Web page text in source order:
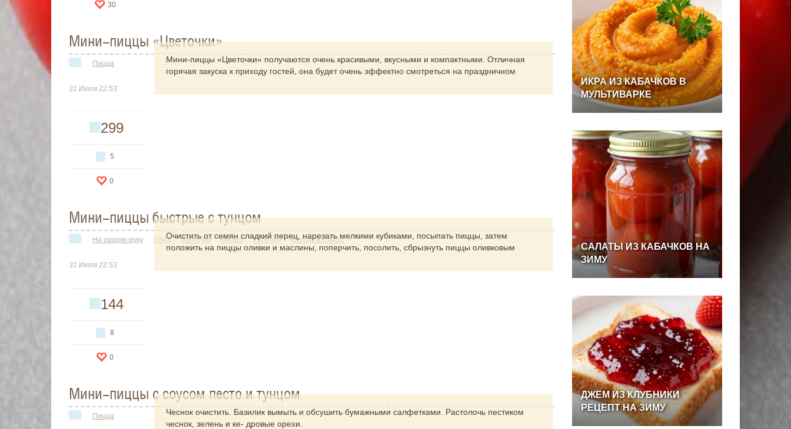
30
Мини-пиццы «Цветочки»
Пицца
31 Июля 22:53
299
5
0
Мини-пиццы «Цветочки« получаются очень красивыми, вкусными и компактными. Отличная
горячая закуска к приходу гостей, она будет очень эффектно смотреться на праздничном
Мини-пиццы быстрые с тунцом
На скорую руку Обед Выпечка Пицца Горячее Блюда из рыбы
31 Июля 22:53
144
8
0
Очистить от семян сладкий перец, нарезать мелкими кубиками, посыпать пиццы, затем
положить на пиццы оливки и маслины, поперчить, посолить, сбрызнуть пиццы оливковым
Мини-пиццы с соусом песто и тунцом
Пицца
Чеснок очистить. Базилик вымыть и обсушить бумажными салфетками. Растолочь пестиком
чеснок, зелень и ке- дровые орехи.
ИКРАИЗКАБАЧКОВВ
МУЛЬТИВАРКЕ
САЛАТЫИЗКАБАЧКОВ НА
ЗИМУ
ДЖЕМИЗКЛУБНИКИ
РЕЦЕПТНАЗИМУ